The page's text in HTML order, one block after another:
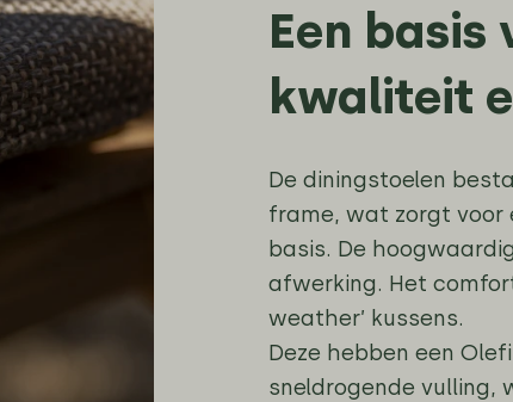
Een basis
kwaliteit
De diningstoelen
frame, wat zorgt voor
basis. De
afwerking. Het
weather’ kussens.
Deze hebben een
sneldrogende vulling,